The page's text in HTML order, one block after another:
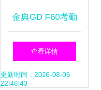
金典GD F60考勤
门禁系统 智能安防
与高效管理的完美
查看详情
更新时间：2026-08-06
22:46:43